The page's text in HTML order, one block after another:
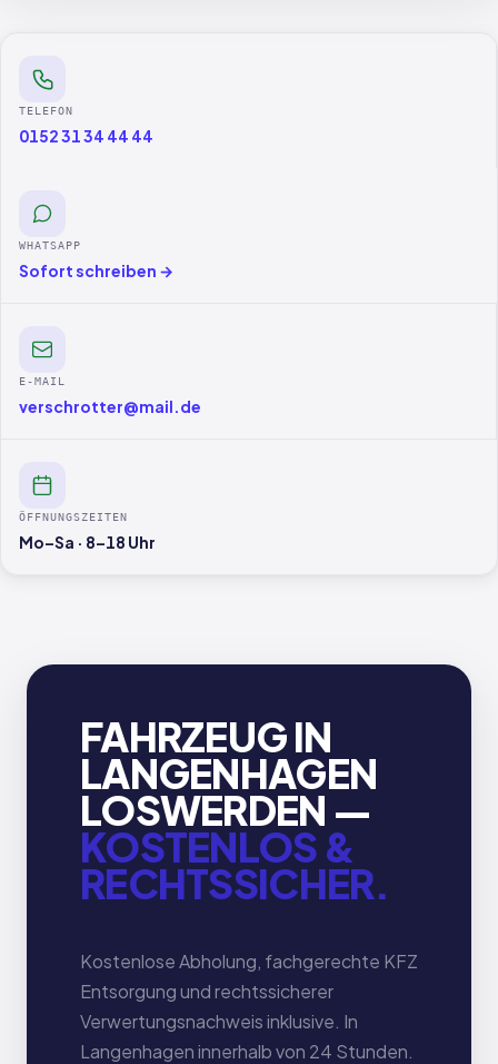
TELEFON
0152 31 34 44 44
WHATSAPP
Sofort schreiben →
E-MAIL
verschrotter@mail.de
ÖFFNUNGSZEITEN
Mo–Sa · 8–18 Uhr
FAHRZEUG IN
LANGENHAGEN
LOSWERDEN —
KOSTENLOS &
RECHTSSICHER.
Kostenlose Abholung, fachgerechte KFZ
Entsorgung und rechtssicherer
Verwertungsnachweis inklusive. In
Langenhagen innerhalb von 24 Stunden.